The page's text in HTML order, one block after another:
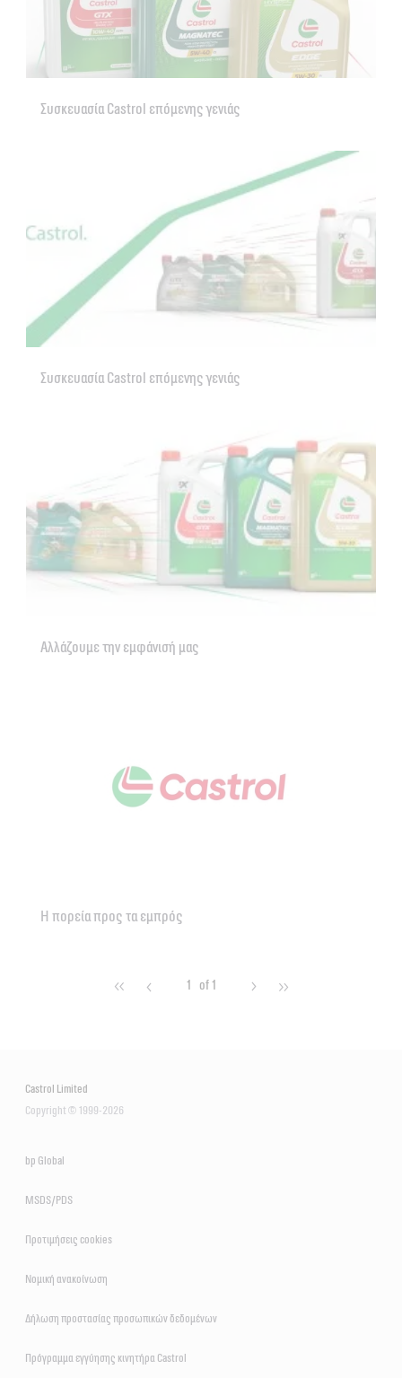
Συσκευασία Castrol επόμενης γενιάς
Συσκευασία Castrol επόμενης γενιάς
Αλλάζουμε την εμφάνισή μας
Η πορεία προς τα εμπρός
1 of 1
Castrol Limited
Copyright © 1999-2026
bp Global
MSDS/PDS
Προτιμήσεις cookies
Νομική ανακοίνωση
Δήλωση προστασίας προσωπικών δεδομένων
Πρόγραμμα εγγύησης κινητήρα Castrol